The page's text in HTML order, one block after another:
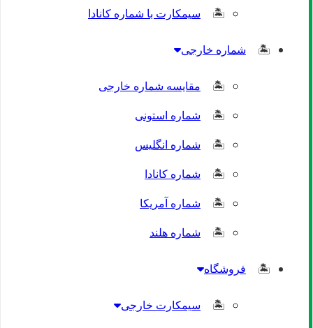
سیمکارت با شماره کانادا
شماره خارجی
مقایسه شماره خارجی
شماره استونی
شماره انگلیس
شماره کانادا
شماره آمریکا
شماره هلند
فروشگاه
سیمکارت خارجی